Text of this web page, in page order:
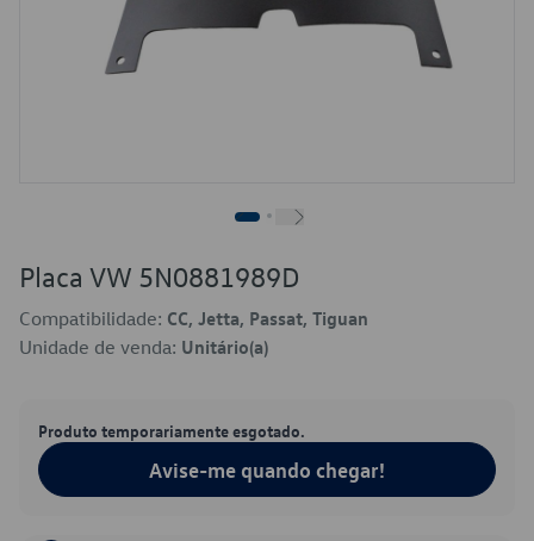
Placa VW 5N0881989D
Compatibilidade: CC, Jetta, Passat, Tiguan
Unidade de venda: Unitário(a)
Produto temporariamente esgotado.
Avise-me quando chegar!